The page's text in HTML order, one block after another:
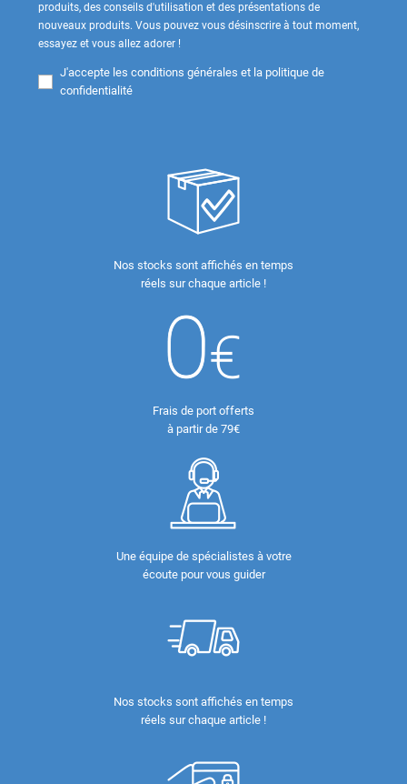
produits, des conseils d'utilisation et des présentations de
nouveaux produits. Vous pouvez vous désinscrire à tout moment,
essayez et vous allez adorer !
J'accepte les conditions générales et la politique de
confidentialité
Nos stocks sont affichés en temps
réels sur chaque article !
Frais de port offerts
à partir de 79€
Une équipe de spécialistes à votre
écoute pour vous guider
Nos stocks sont affichés en temps
réels sur chaque article !